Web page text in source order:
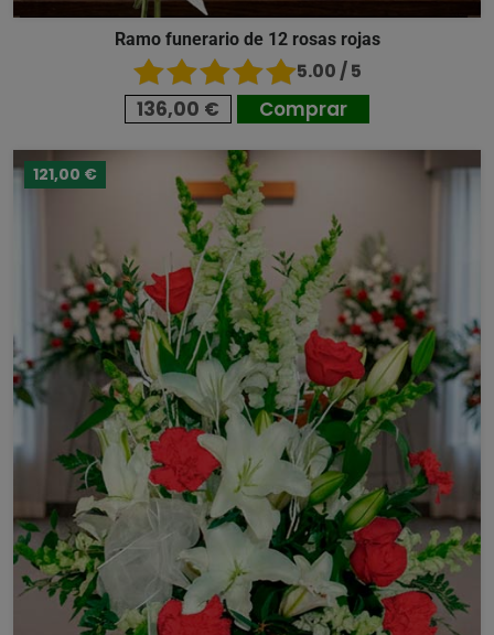
Ramo funerario de 12 rosas rojas
5.00 / 5
136,00 € Comprar
121,00 €